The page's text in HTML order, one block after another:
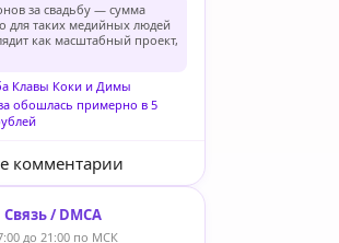
за свадьбу — сумма
для таких медийных людей
как масштабный проект,
Клавы Коки и Димы
обошлась примерно в 5
комментарии
Связь / DMCA
до 21:00 по МСК